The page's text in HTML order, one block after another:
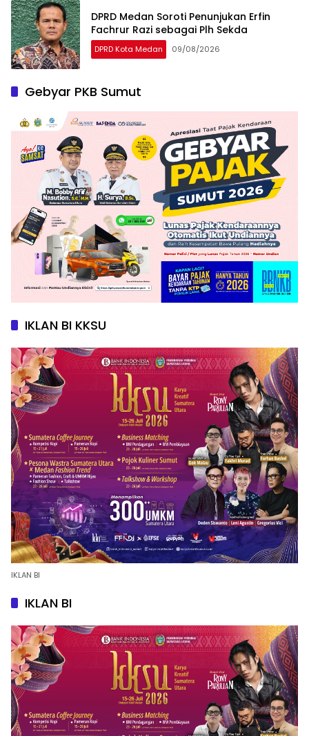
DPRD Medan Soroti Penunjukan Erfin
Fachrur Razi sebagai Plh Sekda
DPRD Kota Medan 09/08/2026
Gebyar PKB Sumut
IKLAN BI KKSU
IKLAN BI
IKLAN BI